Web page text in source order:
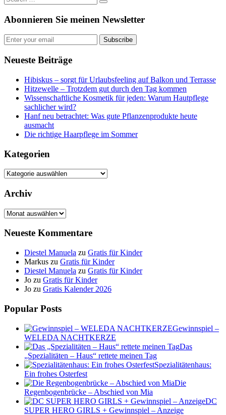
Abonnieren Sie meinen Newsletter
Subscribe
Neueste Beiträge
Hibiskus – sorgt für Urlaubsfeeling auf Balkon und Terrasse
Hitzewelle – Trotzdem gut durch den Tag kommen
Wissenschaftliche Kosmetik für jeden: Warum Hautpflege
sachlicher wird?
Hanf neu betrachtet: Was gute Pflanzenprodukte heute
ausmacht
Die richtige Haarpflege im Sommer
Kategorien
Kategorien
Archiv
Archiv
Neueste Kommentare
Diestel Manuela zu Gratis für Kinder
Markus zu Gratis für Kinder
Diestel Manuela zu Gratis für Kinder
Jo zu Gratis für Kinder
Jo zu Gratis Kalender 2026
Popular Posts
Gewinnspiel –
WELEDA NACHTKERZE
Das
„Spezialitäten – Haus“ rettete meinen Tag
Spezialitätenhaus:
Ein frohes Osterfest
Die
Regenbogenbrücke – Abschied von Mia
DC
SUPER HERO GIRLS + Gewinnspiel – Anzeige